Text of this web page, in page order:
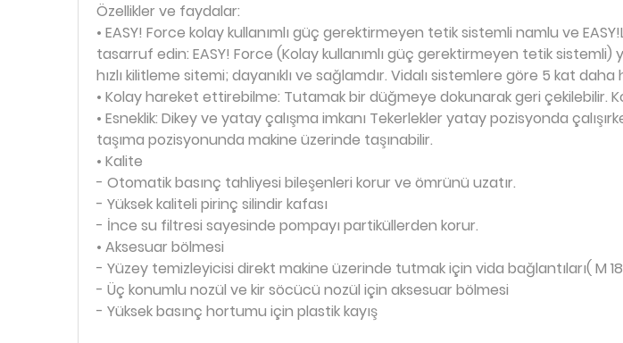
Özellikler ve faydalar:
• EASY! Force kolay kullanımlı güç gerektirmeyen tetik sistemli namlu ve
tasarruf edin: EASY! Force (Kolay kullanımlı güç gerektirmeyen tetik
hızlı kilitleme sitemi; dayanıklı ve sağlamdır. Vidalı sistemlere göre 5 kat daha
• Kolay hareket ettirebilme: Tutamak bir düğmeye dokunarak geri çekilebilir.
• Esneklik: Dikey ve yatay çalışma imkanı Tekerlekler yatay pozisyonda
taşıma pozisyonunda makine üzerinde taşınabilir.
• Kalite
- Otomatik basınç tahliyesi bileşenleri korur ve ömrünü uzatır.
- Yüksek kaliteli pirinç silindir kafası
- İnce su filtresi sayesinde pompayı partiküllerden korur.
• Aksesuar bölmesi
- Yüzey temizleyicisi direkt makine üzerinde tutmak için vida bağlantıları( M 18
- Üç konumlu nozül ve kir söcücü nozül için aksesuar bölmesi
- Yüksek basınç hortumu için plastik kayış